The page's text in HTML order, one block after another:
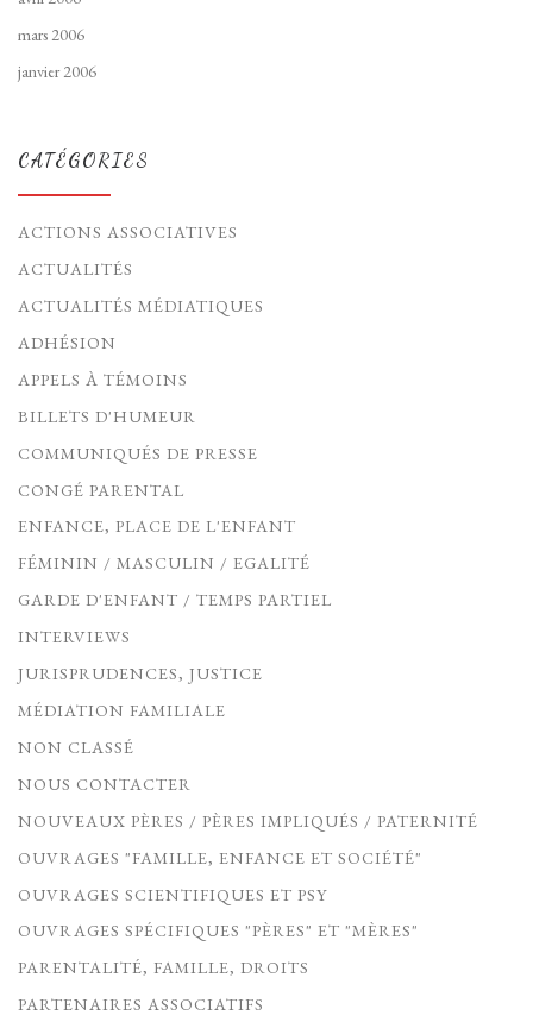
mars 2006
janvier 2006
CATÉGORIES
ACTIONS ASSOCIATIVES
ACTUALITÉS
ACTUALITÉS MÉDIATIQUES
ADHÉSION
APPELS À TÉMOINS
BILLETS D'HUMEUR
COMMUNIQUÉS DE PRESSE
CONGÉ PARENTAL
ENFANCE, PLACE DE L'ENFANT
FÉMININ / MASCULIN / EGALITÉ
GARDE D'ENFANT / TEMPS PARTIEL
INTERVIEWS
JURISPRUDENCES, JUSTICE
MÉDIATION FAMILIALE
NON CLASSÉ
NOUS CONTACTER
NOUVEAUX PÈRES / PÈRES IMPLIQUÉS / PATERNITÉ
OUVRAGES "FAMILLE, ENFANCE ET SOCIÉTÉ"
OUVRAGES SCIENTIFIQUES ET PSY
OUVRAGES SPÉCIFIQUES "PÈRES" ET "MÈRES"
PARENTALITÉ, FAMILLE, DROITS
PARTENAIRES ASSOCIATIFS